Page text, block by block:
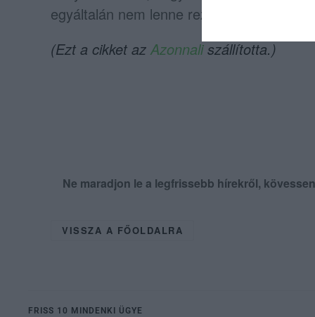
egyáltalán nem lenne rezsicsökkentés.
(Ezt a cikket az Azonnaliszállította.)
Ne maradjon le a legfrissebb hírekről,
VISSZA A FŐOLDALRA
FRISS 10 MINDENKI ÜGYE